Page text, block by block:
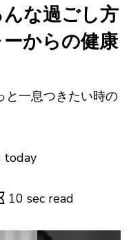
な過ごし方
からの健康
と一息つきたい時の
today
10 sec read